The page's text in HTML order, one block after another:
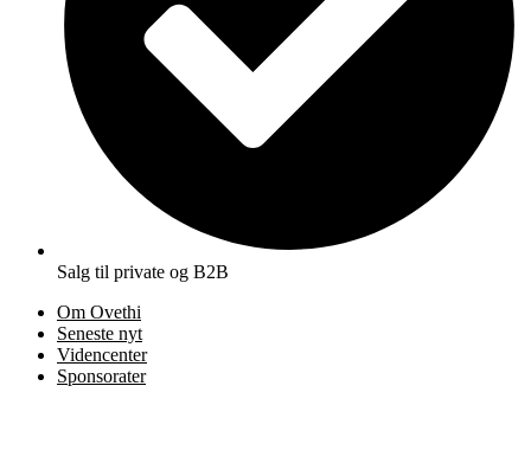
Salg til private og B2B
Om Ovethi
Seneste nyt
Videncenter
Sponsorater